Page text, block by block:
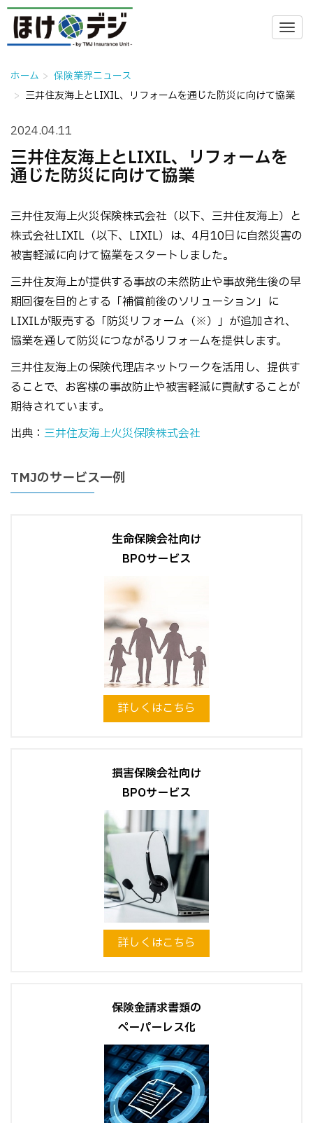
ホーム
保険業界ニュース
三井住友海上とLIXIL、リフォームを通じた防災に向けて協業
2024.04.11
三井住友海上とLIXIL、リフォームを
通じた防災に向けて協業
三井住友海上火災保険株式会社（以下、三井住友海上）と
株式会社LIXIL（以下、LIXIL）は、4月10日に自然災害の
被害軽減に向けて協業をスタートしました。
三井住友海上が提供する事故の未然防止や事故発生後の早
期回復を目的とする「補償前後のソリューション」に
LIXILが販売する「防災リフォーム（※）」が追加され、
協業を通して防災につながるリフォームを提供します。
三井住友海上の保険代理店ネットワークを活用し、提供す
ることで、お客様の事故防止や被害軽減に貢献することが
期待されています。
出典： 三井住友海上火災保険株式会社
TMJのサービス一例
生命保険会社向け
BPOサービス
詳しくはこちら
損害保険会社向け
BPOサービス
詳しくはこちら
保険金請求書類の
ペーパーレス化